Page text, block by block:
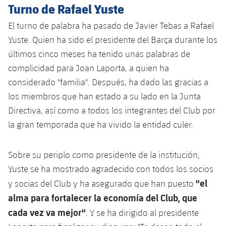
Jugadores
Calendario
Resultados
Clasificaciones
Fotos
Noticias
Voleibol masculino
Voleibol femenino
Apúntate a las amateurs
Apúntate a las amateurs
Carnet de las Secciones Amateurs
PLUSICON
MÁS
League of Legends
VALORANT Rising
VALORANT Game Changers
Turno de Rafael Yuste
El turno de palabra ha pasado de Javier Tebas a Rafael
Yuste. Quien ha sido el presidente del Barça durante los
últimos cinco meses ha tenido unas palabras de
complicidad para Joan Laporta, a quien ha
considerado "familia". Después, ha dado las gracias a
los miembros que han estado a su lado en la Junta
Directiva, así como a todos los integrantes del Club por
la gran temporada que ha vivido la entidad culer.
Sobre su periplo como presidente de la institución,
Yuste se ha mostrado agradecido con todos los socios
y socias del Club y ha asegurado que han puesto "el
alma para fortalecer la economía del Club, que
cada vez va mejor" . Y se ha dirigido al presidente